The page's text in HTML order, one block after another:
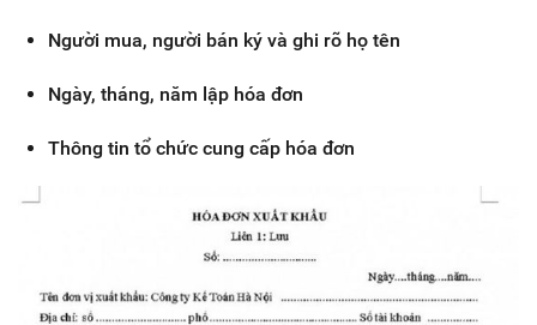
Người mua, người bán ký và ghi rõ họ tên
Ngày, tháng, năm lập hóa đơn
Thông tin tổ chức cung cấp hóa đơn